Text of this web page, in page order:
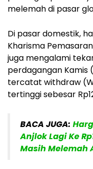
melemah di pasar
Di pasar domestik,
Kharisma
juga mengalami
perdagangan Kamis
tercatat withdraw
tertinggi sebesar
BACA JUGA:
Anjlok Lagi Ke
Masih Melemah